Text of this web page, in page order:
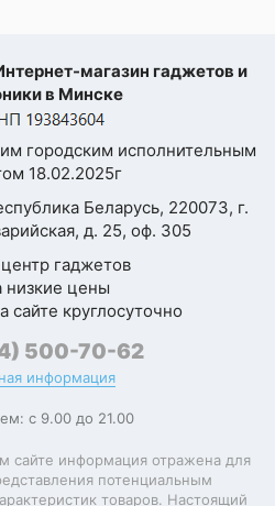
на чипе Apple A18,
разработанной
специально для
работы с
генеративной
моделью Apple
устройстве. Apple A18
на 30% быстрее
предшественника по
CPU и на 40% быстрее
по GPU.
✅ Камеры
Блок камер включает
основной модуль на
стабилизацией и
кропом до 12 Мп, а
на
разу не
за
и
заверил,
магазин гаджетов и
в Минске
городским исполнительным
18.02.2025г
Беларусь, 220073, г.
д. 25, оф. 305
гаджетов
низкие цены
сайте круглосуточно
500-70-62
информация
с 9.00 до 21.00
сайте информация отражена для
потенциальным
товаров. Настоящий